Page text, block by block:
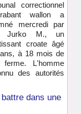
correctionnel
wallon a
mercredi par
Jurko M., un
croate âgé
à 18 mois de
ferme. L'homme
des autorités
dans une